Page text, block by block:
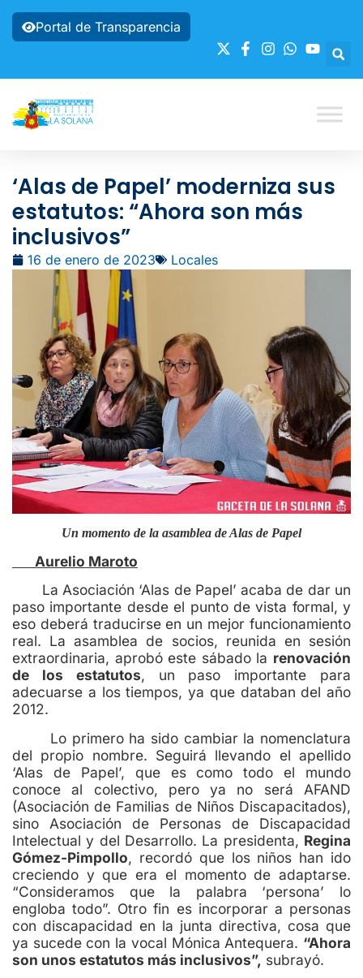
Portal de Transparencia
‘Alas de Papel’ moderniza sus
estatutos: “Ahora son más
inclusivos”
16 de enero de 2023 Locales
Un momento de la asamblea de Alas de Papel
Aurelio Maroto
La Asociación ‘Alas de Papel’ acaba de dar un
paso importante desde el punto de vista formal, y
eso deberá traducirse en un mejor funcionamiento
real. La asamblea de socios, reunida en sesión
extraordinaria, aprobó este sábado la renovación
de los estatutos, un paso importante para
adecuarse a los tiempos, ya que databan del año
2012.
Lo primero ha sido cambiar la nomenclatura
del propio nombre. Seguirá llevando el apellido
‘Alas de Papel’, que es como todo el mundo
conoce al colectivo, pero ya no será AFAND
(Asociación de Familias de Niños Discapacitados),
sino Asociación de Personas de Discapacidad
Intelectual y del Desarrollo. La presidenta, Regina
Gómez-Pimpollo, recordó que los niños han ido
creciendo y que era el momento de adaptarse.
“Consideramos que la palabra ‘persona’ lo
engloba todo”. Otro fin es incorporar a personas
con discapacidad en la junta directiva, cosa que
ya sucede con la vocal Mónica Antequera. “Ahora
son unos estatutos más inclusivos”, subrayó.